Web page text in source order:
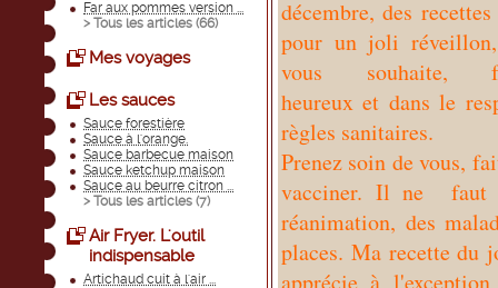
Far aux pommes version ...
> Tous les articles (66)
Mes voyages
Les sauces
Sauce forestière
Sauce à l'orange.
Sauce barbecue maison
Sauce ketchup maison
Sauce au beurre citron ...
> Tous les articles (7)
Air Fryer. L'outil
indispensable
Artichaud cuit à l'air ...
décembre, des
pour un joli
vous souhaite,
heureux et dans le
règles sanitaires.
Prenez soin de vous,
vacciner. Il ne faut
réanimation, des
places. Ma recette du
apprécie à